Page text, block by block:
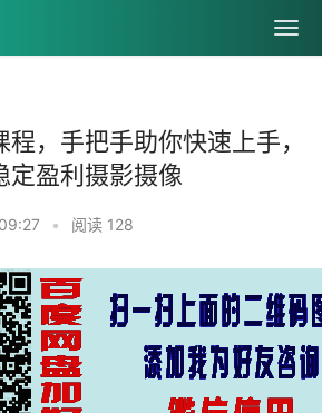
，手把手助你快速上手，
定盈利摄影摄像
• 阅读 128